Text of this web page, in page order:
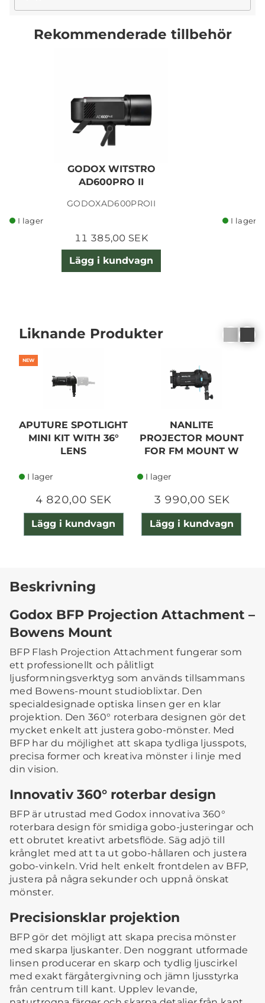
Rekommenderade tillbehör
GODOX WITSTRO
AD600PRO II
GODOXAD600PROII
I lager
11 385,00 SEK
Lägg i kundvagn
I lager
Liknande Produkter
NEW
APUTURE SPOTLIGHT
MINI KIT WITH 36°
LENS
I lager
4 820,00 SEK
Lägg i kundvagn
NANLITE
PROJECTOR MOUNT
FOR FM MOUNT W
I lager
3 990,00 SEK
Lägg i kundvagn
Beskrivning
Godox BFP Projection Attachment –
Bowens Mount
BFP Flash Projection Attachment fungerar som
ett professionellt och pålitligt
ljusformningsverktyg som används tillsammans
med Bowens-mount studioblixtar. Den
specialdesignade optiska linsen ger en klar
projektion. Den 360° roterbara designen gör det
mycket enkelt att justera gobo-mönster. Med
BFP har du möjlighet att skapa tydliga ljusspots,
precisa former och kreativa mönster i linje med
din vision.
Innovativ 360° roterbar design
BFP är utrustad med Godox innovativa 360°
roterbara design för smidiga gobo-justeringar och
ett obrutet kreativt arbetsflöde. Säg adjö till
krånglet med att ta ut gobo-hållaren och justera
gobo-vinkeln. Vrid helt enkelt frontdelen av BFP,
justera på några sekunder och uppnå önskat
mönster.
Precisionsklar projektion
BFP gör det möjligt att skapa precisa mönster
med skarpa ljuskanter. Den noggrant utformade
linsen producerar en skarp och tydlig ljuscirkel
med exakt färgåtergivning och jämn ljusstyrka
från centrum till kant. Upplev levande,